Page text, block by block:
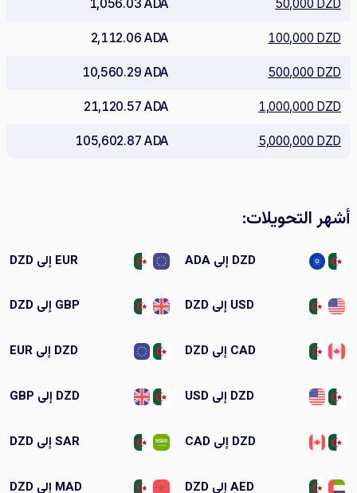
50,000 DZD
1,056.03 ADA
100,000 DZD
2,112.06 ADA
500,000 DZD
10,560.29 ADA
1,000,000 DZD
21,120.57 ADA
5,000,000 DZD
105,602.87 ADA
أشهر التحويلات:
DZD إلى ADA EUR إلى DZD
USD إلى DZD GBP إلى DZD
CAD إلى DZD DZD إلى EUR
DZD إلى USD DZD إلى GBP
DZD إلى CAD SAR إلى DZD
AED إلى DZD MAD إلى DZD